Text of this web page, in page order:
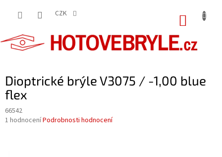
CZK
Dioptrické brýle V3075 / -1,00 blue
flex
66542
Průměrné
1 hodnoceníPodrobnosti hodnocení